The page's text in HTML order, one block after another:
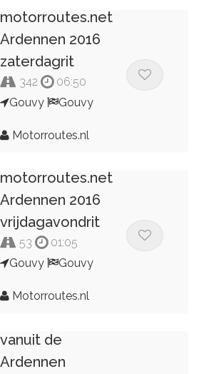
motorroutes.net
Ardennen 2016
zaterdagrit
342
06:50
Gouvy
Gouvy
Motorroutes.nl
motorroutes.net
Ardennen 2016
vrijdagavondrit
53
01:05
Gouvy
Gouvy
Motorroutes.nl
vanuit de
Ardennen